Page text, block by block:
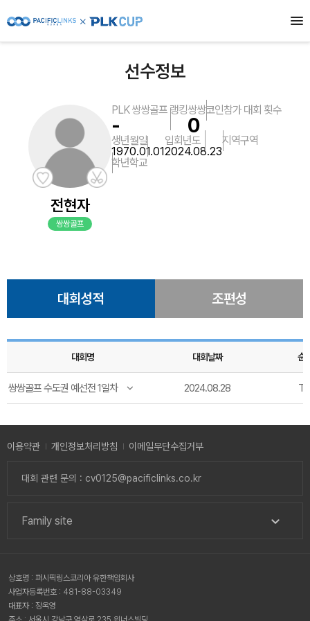
선수정보
전현자
쌍쌍골프
PLK 쌍쌍골프 랭킹
-
쌍쌍코인
0
참가 대회 횟수
생년월일
1970.01.01
입회년도
2024.08.23
지역구역
학년학교
대회성적 조편성
대회명 대회날짜 순
쌍쌍골프 수도권 예선전 1일차 2024.08.28
이용약관 개인정보처리방침 이메일무단수집거부
대회 관련 문의 : cv0125@pacificlinks.co.kr
Family site
상호명 : 퍼시픽링스코리아 유한책임회사
사업자등록번호 : 481-88-03349
대표자 : 장옥영